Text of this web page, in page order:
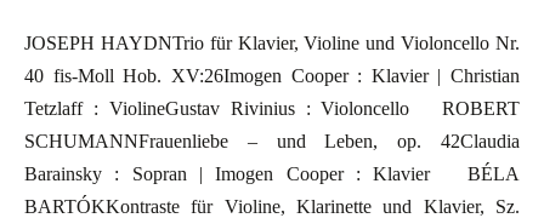
JOSEPH HAYDNTrio für Klavier, Violine und Violoncello Nr.
40 fis-Moll Hob. XV:26Imogen Cooper : Klavier | Christian
Tetzlaff : ViolineGustav Rivinius : Violoncello ROBERT
SCHUMANNFrauenliebe – und Leben, op. 42Claudia
Barainsky : Sopran | Imogen Cooper : Klavier BÉLA
BARTÓKKontraste für Violine, Klarinette und Klavier, Sz.